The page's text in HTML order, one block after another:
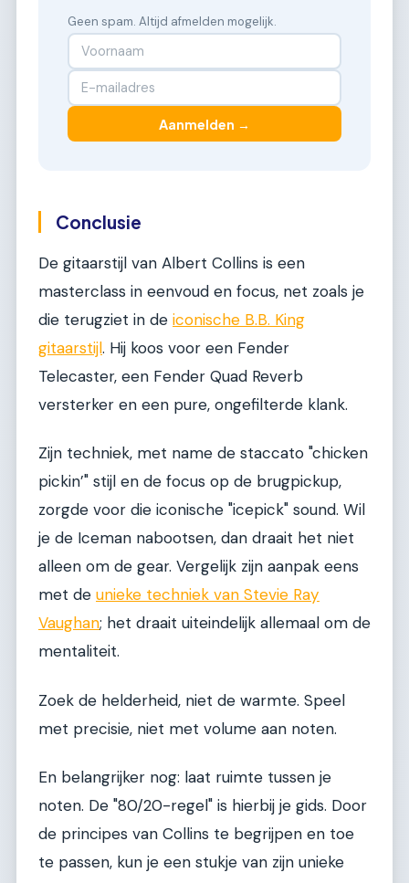
Geen spam. Altijd afmelden mogelijk.
Aanmelden →
Conclusie
De gitaarstijl van Albert Collins is een
masterclass in eenvoud en focus, net zoals je
die terugziet in de iconische B.B. King
gitaarstijl. Hij koos voor een Fender
Telecaster, een Fender Quad Reverb
versterker en een pure, ongefilterde klank.
Zijn techniek, met name de staccato "chicken
pickin’" stijl en de focus op de brugpickup,
zorgde voor die iconische "icepick" sound. Wil
je de Iceman nabootsen, dan draait het niet
alleen om de gear. Vergelijk zijn aanpak eens
met de unieke techniek van Stevie Ray
Vaughan; het draait uiteindelijk allemaal om de
mentaliteit.
Zoek de helderheid, niet de warmte. Speel
met precisie, niet met volume aan noten.
En belangrijker nog: laat ruimte tussen je
noten. De "80/20-regel" is hierbij je gids. Door
de principes van Collins te begrijpen en toe
te passen, kun je een stukje van zijn unieke